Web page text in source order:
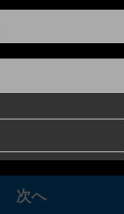
次へ